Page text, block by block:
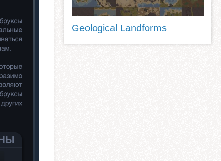
Geological Landforms